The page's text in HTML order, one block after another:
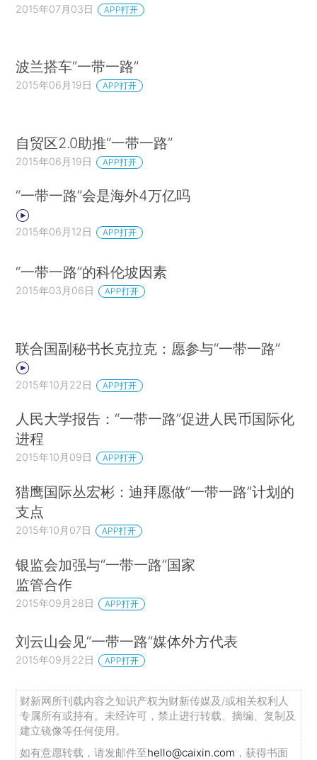
2015年07月03日 APP打开
波兰搭车“一带一路”
2015年06月19日 APP打开
自贸区2.0助推“一带一路”
2015年06月19日 APP打开
“一带一路”会是海外4万亿吗
2015年06月12日 APP打开
“一带一路”的科伦坡因素
2015年03月06日 APP打开
联合国副秘书长克拉克：愿参与“一带一路”
2015年10月22日 APP打开
人民大学报告：“一带一路”促进人民币国际化
进程
2015年10月09日 APP打开
猎鹰国际丛宏彬：迪拜愿做“一带一路”计划的
支点
2015年10月07日 APP打开
银监会加强与“一带一路”国家
监管合作
2015年09月28日 APP打开
刘云山会见“一带一路”媒体外方代表
2015年09月22日 APP打开
财新网所刊载内容之知识产权为财新传媒及/或相关权利人
专属所有或持有。未经许可，禁止进行转载、摘编、复制及
建立镜像等任何使用。
如有意愿转载，请发邮件至hello@caixin.com ，获得书面